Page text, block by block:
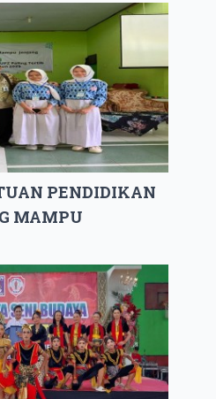
PENDIDIKAN
MAMPU